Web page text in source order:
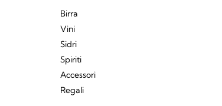
Birra
Vini
Sidri
Spiriti
Accessori
Regali